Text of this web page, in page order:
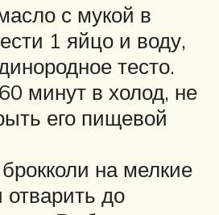
с мукой в
1 яйцо и воду,
тесто.
минут в холод, не
его пищевой
на мелкие
отварить до